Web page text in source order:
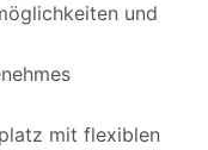
und
mit flexiblen